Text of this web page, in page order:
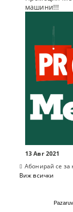
машини!!!
13 Авг 2021
Абонирай се за
Виж всички